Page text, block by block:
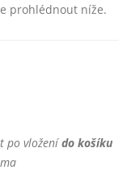
prohlédnout níže.
po vloženído košíku